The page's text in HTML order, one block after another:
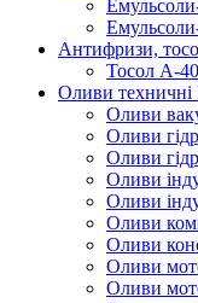
Антифризи,
Тосол А-40
Оливи
Оливи
Оливи
Оливи
Оливи
Оливи
Оливи
Оливи
Оливи
Оливи